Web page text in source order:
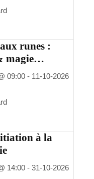
runes :
magie
09:00 - 11-10-2026
à la
14:00 - 31-10-2026